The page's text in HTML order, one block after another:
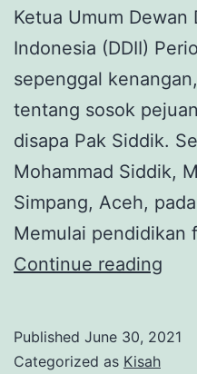
Ketua Umum Dewan
Indonesia (DDII)
sepenggal
tentang sosok
disapa Pak Siddik.
Mohammad Siddik,
Simpang, Aceh,
Memulai pendidikan
Continue reading
Published June 30, 2021
Categorized as Kisah